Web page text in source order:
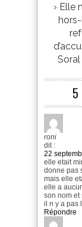
› Elle
Soral
roni
dit :
22
elle etait
donne pas
mais elle
elle a
son nom et
il n y a pas
Répondre